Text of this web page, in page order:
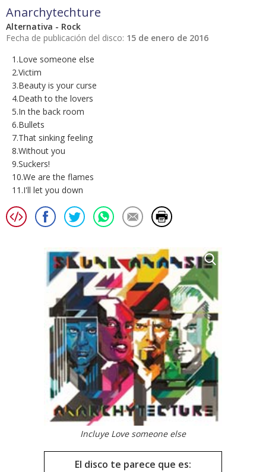
Anarchytechture
Alternativa - Rock
Fecha de publicación del disco: 15 de enero de 2016
1.Love someone else
2.Victim
3.Beauty is your curse
4.Death to the lovers
5.In the back room
6.Bullets
7.That sinking feeling
8.Without you
9.Suckers!
10.We are the flames
11.I'll let you down
Incluye Love someone else
El disco te parece que es: